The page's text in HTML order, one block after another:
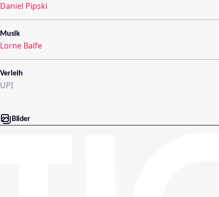
Daniel Pipski
Musik
Lorne Balfe
Verleih
UPI
Bilder